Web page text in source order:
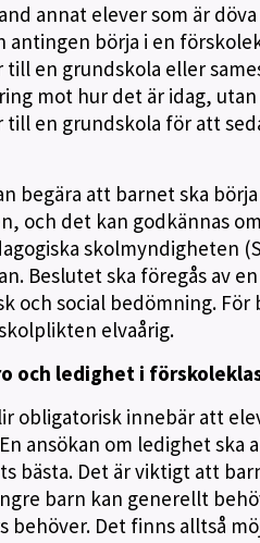
annat elever som är
antingen börja i en
till en grundskola eller
mot hur det är idag,
till en grundskola för att
begära att barnet ska
och det kan godkännas
skolmyndigheten
Beslutet ska föregås av
och social bedömning. För
elvaårig.
och ledighet i
obligatorisk innebär att
ansökan om ledighet
bästa. Det är viktigt att
barn kan generellt
behöver. Det finns alltså